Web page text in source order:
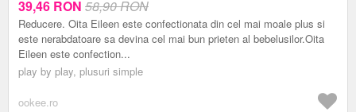
39,46 RON 58,90 RON
Reducere. Oita Eileen este confectionata din cel mai moale plus si
este nerabdatoare sa devina cel mai bun prieten al bebelusilor.Oita
Eileen este confection...
play by play, plusuri simple
ookee.ro